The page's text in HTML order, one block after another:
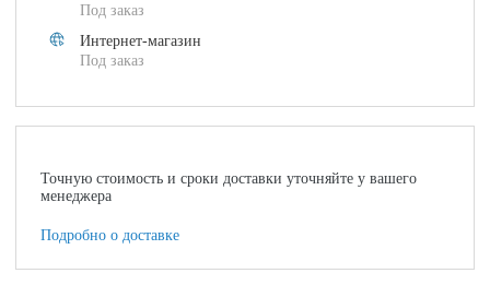
Под заказ
Интернет-магазин
Под заказ
Точную стоимость и сроки доставки уточняйте у вашего
менеджера
Подробно о доставке